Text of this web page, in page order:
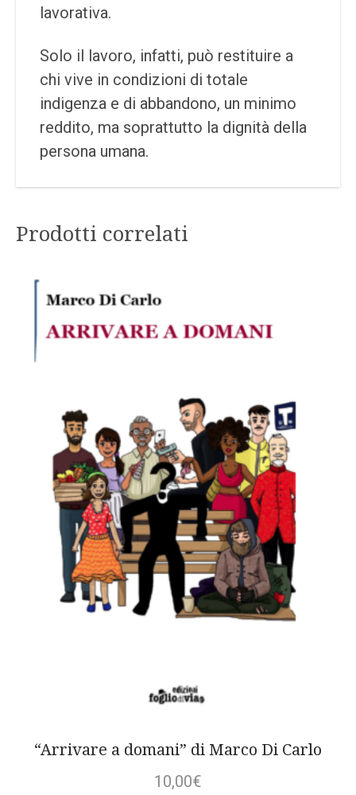
lavorativa.
Solo il lavoro, infatti, può restituire a
chi vive in condizioni di totale
indigenza e di abbandono, un minimo
reddito, ma soprattutto la dignità della
persona umana.
Prodotti correlati
“Arrivare a domani” di Marco Di Carlo
10,00€